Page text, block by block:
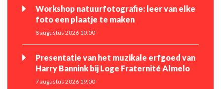
Workshop natuurfotografie: leer van elke
foto een plaatje te maken
8 augustus 2026 10:00
Presentatie van het muzikale erfgoed van
Harry Bannink bij Loge Fraternité Almelo
7 augustus 2026 19:00